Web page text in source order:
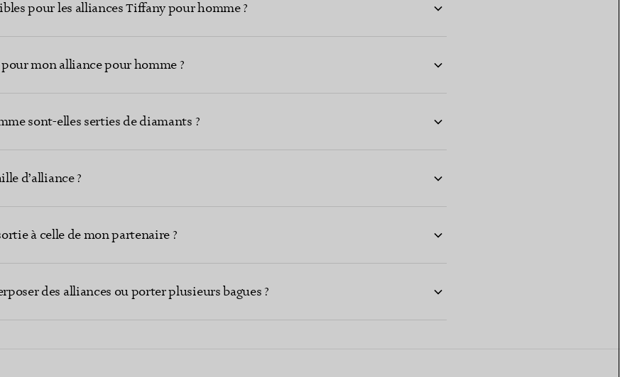
pour les alliances Tiffany pour homme ?
mon alliance pour homme ?
sont-elles serties de diamants ?
d’alliance ?
à celle de mon partenaire ?
des alliances ou porter plusieurs bagues ?